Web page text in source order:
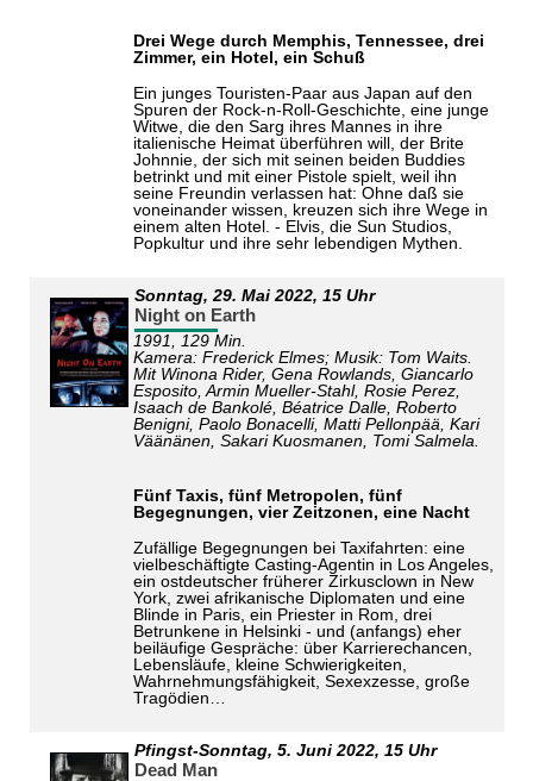
Drei Wege durch Memphis, Tennessee, drei
Zimmer, ein Hotel, ein Schuß
Ein junges Touristen-Paar aus Japan auf den
Spuren der Rock-n-Roll-Geschichte, eine junge
Witwe, die den Sarg ihres Mannes in ihre
italienische Heimat überführen will, der Brite
Johnnie, der sich mit seinen beiden Buddies
betrinkt und mit einer Pistole spielt, weil ihn
seine Freundin verlassen hat: Ohne daß sie
voneinander wissen, kreuzen sich ihre Wege in
einem alten Hotel. - Elvis, die Sun Studios,
Popkultur und ihre sehr lebendigen Mythen.
Sonntag,29. Mai 2022, 15 Uhr
Night on Earth
1991, 129 Min.
Kamera: Frederick Elmes; Musik: Tom Waits.
Mit Winona Rider, Gena Rowlands, Giancarlo
Esposito, Armin Mueller-Stahl, Rosie Perez,
Isaach de Bankolé, Béatrice Dalle, Roberto
Benigni, Paolo Bonacelli, Matti Pellonpää, Kari
Väänänen, Sakari Kuosmanen, Tomi Salmela.
Fünf Taxis, fünf Metropolen, fünf
Begegnungen, vier Zeitzonen, eine Nacht
Zufällige Begegnungen bei Taxifahrten: eine
vielbeschäftigte Casting-Agentin in Los Angeles,
ein ostdeutscher früherer Zirkusclown in New
York, zwei afrikanische Diplomaten und eine
Blinde in Paris, ein Priester in Rom, drei
Betrunkene in Helsinki - und (anfangs) eher
beiläufige Gespräche: über Karrierechancen,
Lebensläufe, kleine Schwierigkeiten,
Wahrnehmungsfähigkeit, Sexexzesse, große
Tragödien…
Pfingst-Sonntag,5. Juni 2022, 15 Uhr
Dead Man